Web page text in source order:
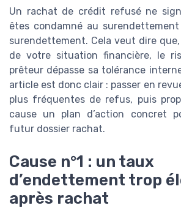
Un rachat de crédit refusé ne
êtes condamné au
surendettement. Cela veut dire
de votre situation financière, le
prêteur dépasse sa tolérance
article est donc clair : passer en
plus fréquentes de refus, puis
cause un plan d’action concret
futur dossier rachat.
Cause n°1 : un taux
d’endettement trop
après rachat